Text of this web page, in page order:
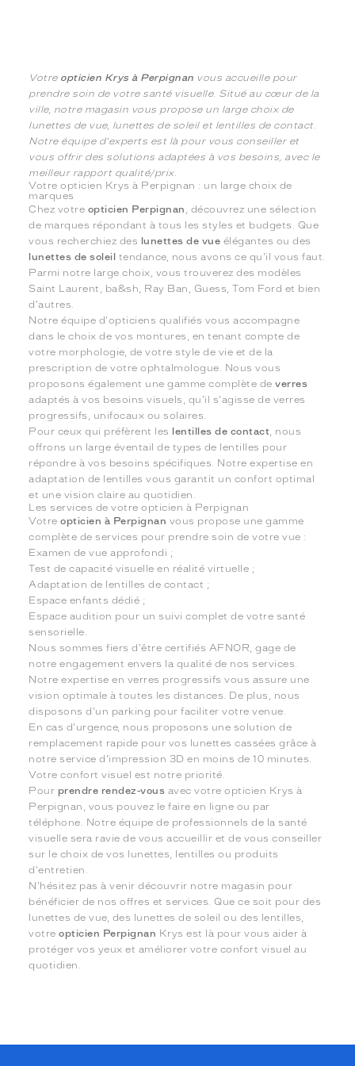
Votre opticien Krys à Perpignan vous accueille pour
prendre soin de votre santé visuelle. Situé au cœur de la
ville, notre magasin vous propose un large choix de
lunettes de vue, lunettes de soleil et lentilles de contact.
Notre équipe d'experts est là pour vous conseiller et
vous offrir des solutions adaptées à vos besoins, avec le
meilleur rapport qualité/prix.
Votre opticien Krys à Perpignan : un large choix de
marques
Chez votre opticien Perpignan , découvrez une sélection
de marques répondant à tous les styles et budgets. Que
vous recherchiez des lunettes de vue élégantes ou des
lunettes de soleil tendance, nous avons ce qu'il vous faut.
Parmi notre large choix, vous trouverez des modèles
Saint Laurent, ba&sh, Ray Ban, Guess, Tom Ford et bien
d'autres.
Notre équipe d'opticiens qualifiés vous accompagne
dans le choix de vos montures, en tenant compte de
votre morphologie, de votre style de vie et de la
prescription de votre ophtalmologue. Nous vous
proposons également une gamme complète deverres
adaptés à vos besoins visuels, qu'il s'agisse de verres
progressifs, unifocaux ou solaires.
Pour ceux qui préfèrent les
lentilles de contact, nous
offrons un large éventail de types de lentilles pour
répondre à vos besoins spécifiques. Notre expertise en
adaptation de lentilles vous garantit un confort optimal
et une vision claire au quotidien.
Les services de votre opticien à Perpignan
Votreopticien à Perpignan vous propose une gamme
complète de services pour prendre soin de votre vue :
Examen de vue approfondi ;
Test de capacité visuelle en réalité virtuelle ;
Adaptation de lentilles de contact ;
Espace enfants dédié ;
Espace audition pour un suivi complet de votre santé
sensorielle.
Nous sommes fiers d'être certifiés AFNOR, gage de
notre engagement envers la qualité de nos services.
Notre expertise en verres progressifs vous assure une
vision optimale à toutes les distances. De plus, nous
disposons d'un parking pour faciliter votre venue.
En cas d'urgence, nous proposons une solution de
remplacement rapide pour vos lunettes cassées grâce à
notre service d'impression 3D en moins de 10 minutes.
Votre confort visuel est notre priorité.
Pour prendre rendez-vous avec votre opticien Krys à
Perpignan, vous pouvez le faire en ligne ou par
téléphone. Notre équipe de professionnels de la santé
visuelle sera ravie de vous accueillir et de vous conseiller
sur le choix de vos lunettes, lentilles ou produits
d'entretien.
N'hésitez pas à venir découvrir notre magasin pour
bénéficier de nos offres et services. Que ce soit pour des
lunettes de vue, des lunettes de soleil ou des lentilles,
votreopticien Perpignan Krys est là pour vous aider à
protéger vos yeux et améliorer votre confort visuel au
quotidien.